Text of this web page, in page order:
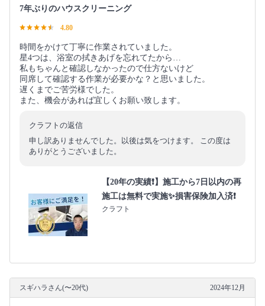
7年ぶりのハウスクリーニング
4.80
時間をかけて丁寧に作業されていました。
星4つは、浴室の拭きあげを忘れてたから…
私もちゃんと確認しなかったので仕方ないけど
同席して確認する作業が必要かな？と思いました。
遅くまでご苦労様でした。
また、機会があれば宜しくお願い致します。
クラフトの返信
申し訳ありませんでした。以後は気をつけます。 この度は
ありがとうございました。
【20年の実績❗️】施工から7日以内の再
施工は無料で実施✨損害保険加入済❗️
クラフト
スギハラさん(〜20代) 2024年12月